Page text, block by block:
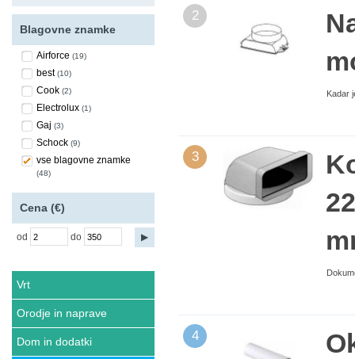
Blagovne znamke
Airforce (19)
best(10)
Cook (2)
Electrolux (1)
Gaj (3)
Schock (9)
vse blagovne znamke
(48)
Cena (€)
od do
Vrt
Orodje in naprave
Dom in dodatki
2
Kadar
3
4